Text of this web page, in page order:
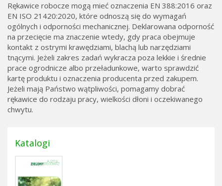
Rękawice robocze mogą mieć oznaczenia EN 388:2016 oraz
EN ISO 21420:2020, które odnoszą się do wymagań
ogólnych i odporności mechanicznej. Deklarowana odporność
na przecięcie ma znaczenie wtedy, gdy praca obejmuje
kontakt z ostrymi krawędziami, blachą lub narzędziami
tnącymi. Jeżeli zakres zadań wykracza poza lekkie i średnie
prace ogrodnicze albo przeładunkowe, warto sprawdzić
kartę produktu i oznaczenia producenta przed zakupem.
Jeżeli mają Państwo wątpliwości, pomagamy dobrać
rękawice do rodzaju pracy, wielkości dłoni i oczekiwanego
chwytu.
Katalogi